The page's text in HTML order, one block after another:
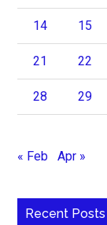
14 15
21 22
28 29
« Feb Apr »
Recent Posts